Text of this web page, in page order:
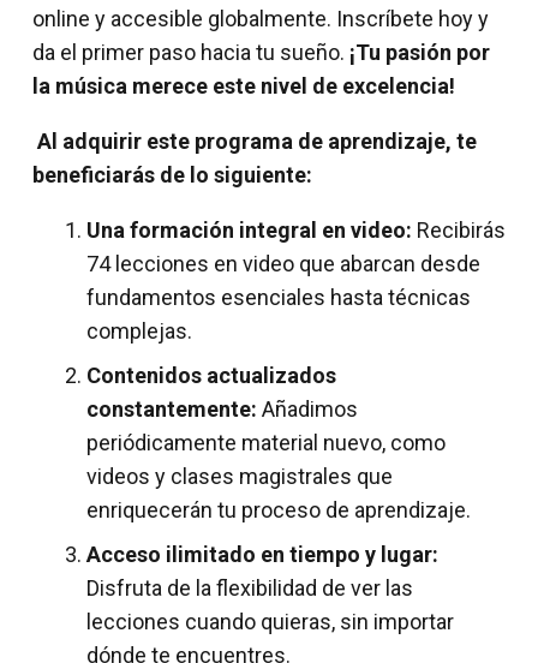
online y accesible globalmente. Inscríbete hoy y
da el primer paso hacia tu sueño. ¡Tu pasión por
la música merece este nivel de excelencia!
Al adquirir este programa de aprendizaje, te
beneficiarás de lo siguiente:
Una formación integral en video: Recibirás
74 lecciones en video que abarcan desde
fundamentos esenciales hasta técnicas
complejas.
Contenidos actualizados
constantemente: Añadimos
periódicamente material nuevo, como
videos y clases magistrales que
enriquecerán tu proceso de aprendizaje.
Acceso ilimitado en tiempo y lugar:
Disfruta de la flexibilidad de ver las
lecciones cuando quieras, sin importar
dónde te encuentres.